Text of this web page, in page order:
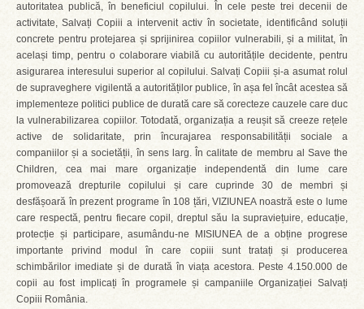
autoritatea publică, în beneficiul copilului. În cele peste trei decenii de
activitate, Salvați Copiii a intervenit activ în societate, identificând soluții
concrete pentru protejarea și sprijinirea copiilor vulnerabili, și a militat, în
același timp, pentru o colaborare viabilă cu autoritățile decidente, pentru
asigurarea interesului superior al copilului. Salvați Copiii și-a asumat rolul
de supraveghere vigilentă a autorităților publice, în așa fel încât acestea să
implementeze politici publice de durată care să corecteze cauzele care duc
la vulnerabilizarea copiilor. Totodată, organizația a reușit să creeze rețele
active de solidaritate, prin încurajarea responsabilității sociale a
companiilor și a societății, în sens larg. În calitate de membru al Save the
Children, cea mai mare organizație independentă din lume care
promovează drepturile copilului și care cuprinde 30 de membri și
desfășoară în prezent programe în 108 țări, VIZIUNEA noastră este o lume
care respectă, pentru fiecare copil, dreptul său la supraviețuire, educație,
protecție și participare, asumându-ne MISIUNEA de a obține progrese
importante privind modul în care copiii sunt tratați și producerea
schimbărilor imediate și de durată în viața acestora. Peste 4.150.000 de
copii au fost implicați în programele și campaniile Organizației Salvați
Copiii România.